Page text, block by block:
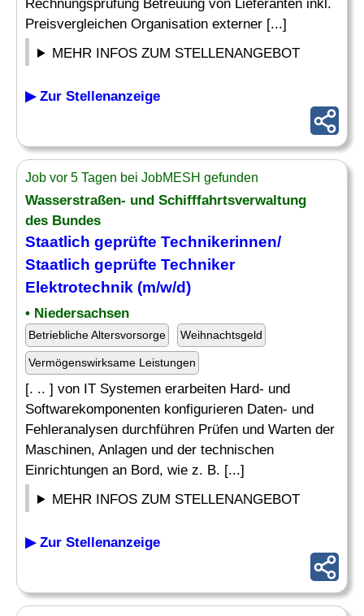
Rechnungsprüfung Betreuung von Lieferanten inkl.
Preisvergleichen Organisation externer [...]
MEHR INFOS ZUM STELLENANGEBOT
▶ Zur Stellenanzeige
Job vor 5 Tagen bei JobMESH gefunden
Wasserstraßen- und Schifffahrtsverwaltung
des Bundes
Staatlich geprüfte Technikerinnen/
Staatlich geprüfte Techniker
Elektrotechnik (m/w/d)
• Niedersachsen
Betriebliche Altersvorsorge Weihnachtsgeld
Vermögenswirksame Leistungen
[. .. ] von IT Systemen erarbeiten Hard- und
Softwarekomponenten konfigurieren Daten- und
Fehleranalysen durchführen Prüfen und Warten der
Maschinen, Anlagen und der technischen
Einrichtungen an Bord, wie z. B. [...]
MEHR INFOS ZUM STELLENANGEBOT
▶ Zur Stellenanzeige